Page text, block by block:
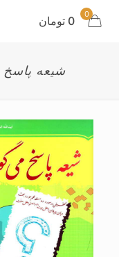
0 0 تومان
شیعه پاسخ